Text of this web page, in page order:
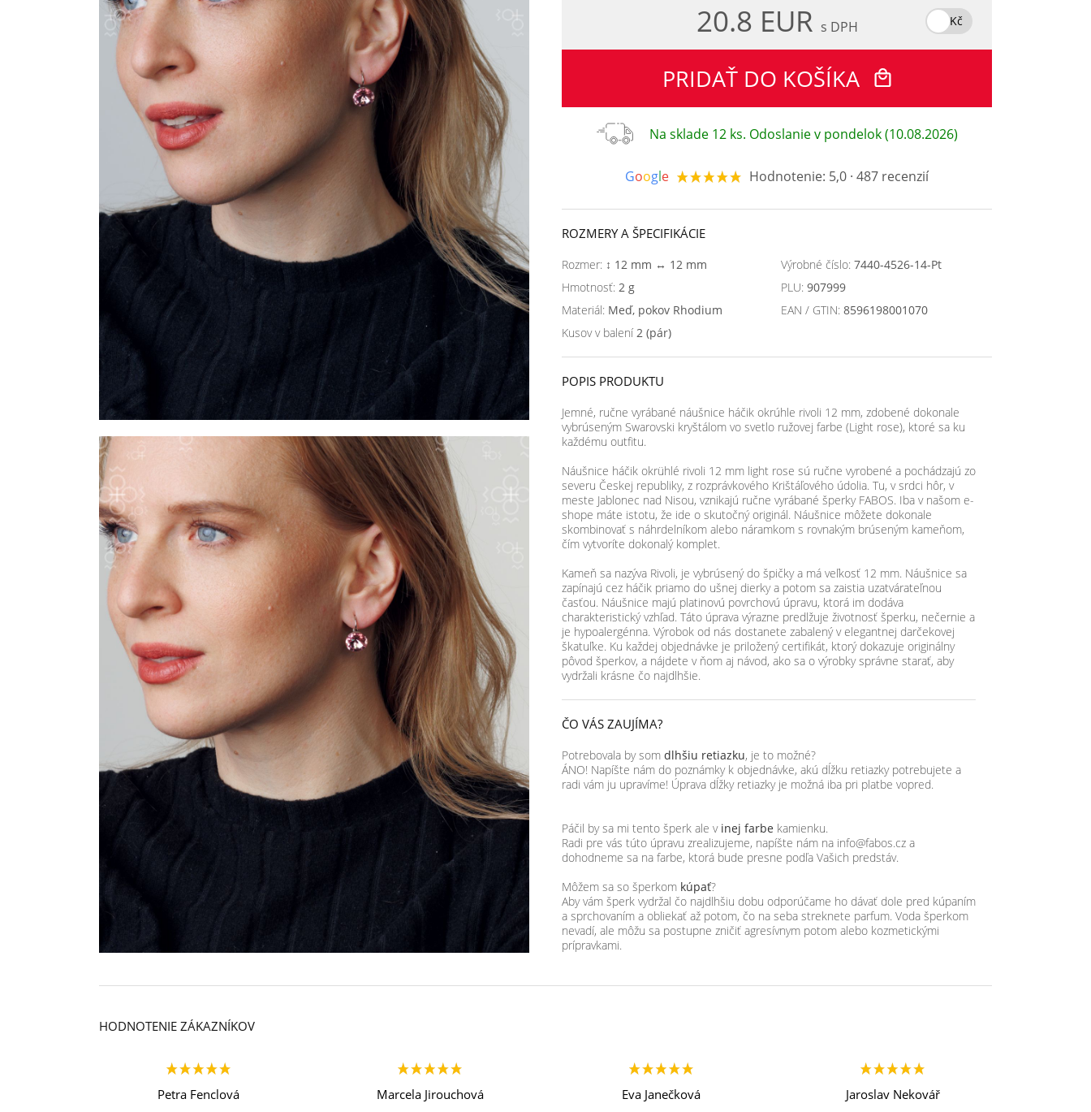
20.8 EUR s DPH Kč
PRIDAŤ DO KOŠÍKA
Na sklade 12 ks. Odoslanie v pondelok (10.08.2026)
Google Hodnotenie: 5,0 · 487 recenzií
ROZMERY A ŠPECIFIKÁCIE
Rozmer: ↕ 12 mm ↔ 12 mm
Hmotnosť: 2 g
Materiál: Meď, pokov Rhodium
Kusov v balení 2 (pár)
Výrobné číslo: 7440-4526-14-Pt
PLU: 907999
EAN / GTIN: 8596198001070
POPIS PRODUKTU
Jemné, ručne vyrábané náušnice háčik okrúhle rivoli 12 mm, zdobené dokonale
vybrúseným Swarovski kryštálom vo svetlo ružovej farbe (Light rose), ktoré sa ku
každému outfitu.
Náušnice háčik okrühlé rivoli 12 mm light rose sú ručne vyrobené a pochádzajú zo
severu Českej republiky, z rozprávkového Krištáľového údolia. Tu, v srdci hôr, v
meste Jablonec nad Nisou, vznikajú ručne vyrábané šperky FABOS. Iba v našom e-
shope máte istotu, že ide o skutočný originál. Náušnice môžete dokonale
skombinovať s náhrdelníkom alebo náramkom s rovnakým brúseným kameňom,
čím vytvoríte dokonalý komplet.
Kameň sa nazýva Rivoli, je vybrúsený do špičky a má veľkosť 12 mm. Náušnice sa
zapínajú cez háčik priamo do ušnej dierky a potom sa zaistia uzatvárateľnou
časťou. Náušnice majú platinovú povrchovú úpravu, ktorá im dodáva
charakteristický vzhľad. Táto úprava výrazne predlžuje životnosť šperku, nečernie a
je hypoalergénna. Výrobok od nás dostanete zabalený v elegantnej darčekovej
škatuľke. Ku každej objednávke je priložený certifikát, ktorý dokazuje originálny
pôvod šperkov, a nájdete v ňom aj návod, ako sa o výrobky správne starať, aby
vydržali krásne čo najdlhšie.
ČO VÁS ZAUJÍMA?
Potrebovala by som dlhšiu retiazku, je to možné?
ÁNO! Napíšte nám do poznámky k objednávke, akú dĺžku retiazky potrebujete a
radi vám ju upravíme! Úprava dĺžky retiazky je možná iba pri platbe vopred.
Páčil by sa mi tento šperk ale v inej farbe kamienku.
Radi pre vás túto úpravu zrealizujeme, napíšte nám na info@fabos.cz a
dohodneme sa na farbe, ktorá bude presne podľa Vašich predstáv.
Môžem sa so šperkom kúpať?
Aby vám šperk vydržal čo najdlhšiu dobu odporúčame ho dávať dole pred kúpaním
a sprchovaním a obliekať až potom, čo na seba streknete parfum. Voda šperkom
nevadí, ale môžu sa postupne zničiť agresívnym potom alebo kozmetickými
prípravkami.
HODNOTENIE ZÁKAZNÍKOV
Petra Fenclová
Marcela Jirouchová
Eva Janečková
Jaroslav Nekovář